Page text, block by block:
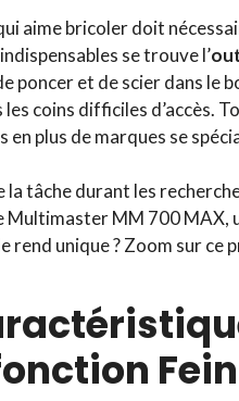
aime bricoler doit
se trouve l’
poncer et de scier dans le
coins difficiles d’accès.
en plus de marques se
la tâche durant les
Multimaster MM 700 MAX,
rend unique ? Zoom sur ce